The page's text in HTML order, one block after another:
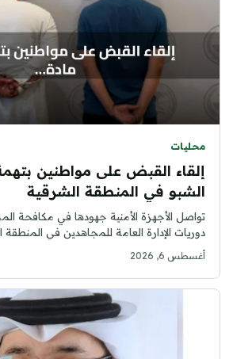
محليات
إلقاء القبض على مواطنين
الشبو في المنطقة الشرقية
تواصل الأجهزة الأمنية جهودها في مكافحة
دوريات الإدارة العامة للمجاهدين في المنطقة
القبض على...
أغسطس 6, 2026